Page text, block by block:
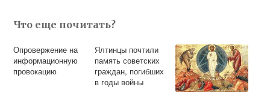
Что еще почитать?
Опровержение на
информационную
провокацию
Ялтинцы почтили
память советских
граждан, погибших
в годы войны